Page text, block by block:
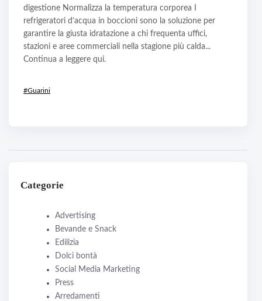
digestione Normalizza la temperatura corporea I
refrigeratori d’acqua in boccioni sono la soluzione per
garantire la giusta idratazione a chi frequenta uffici,
stazioni e aree commerciali nella stagione più calda...
Continua a leggere qui.
#Guarini
Categorie
Advertising
Bevande e Snack
Edilizia
Dolci bontà
Social Media Marketing
Press
Arredamenti